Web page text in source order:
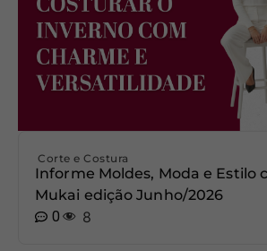
Corte e Costura
Informe Moldes, Moda e Estilo
Mukai edição Junho/2026
0
8